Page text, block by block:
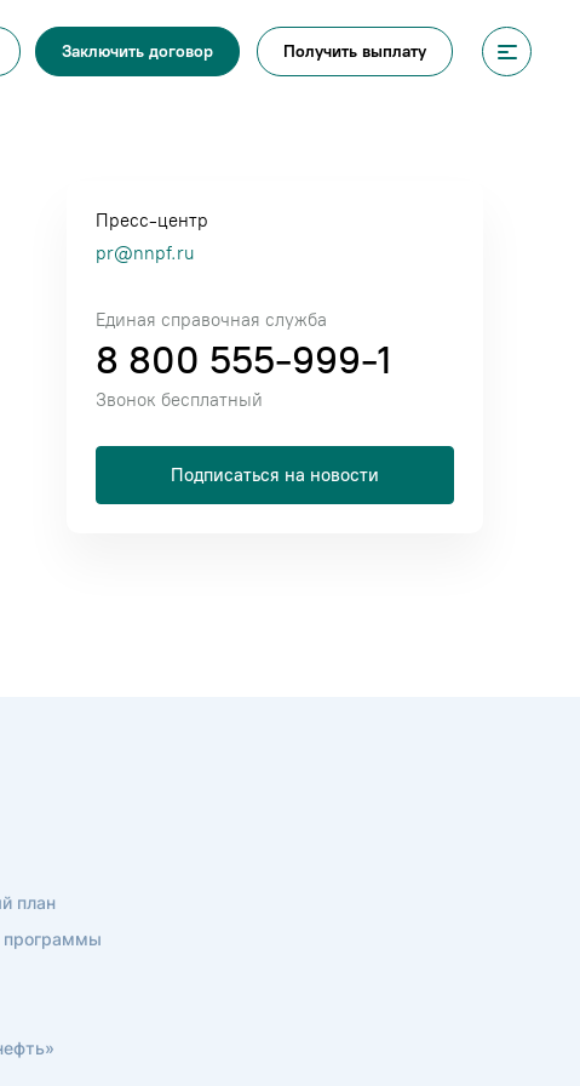
Заключить договор Получить выплату
Пресс-центр
pr@nnpf.ru
Единая справочная служба
8 800 555-999-1
Звонок бесплатный
Подписаться на новости
план
программы